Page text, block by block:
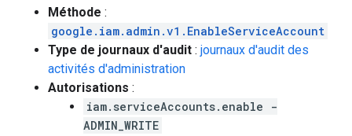
Méthode :
google.iam.admin.v1.EnableServiceAccount
Type de journaux d'audit : journaux d'audit des
activités d'administration
Autorisations :
iam.serviceAccounts.enable -
ADMIN_WRITE